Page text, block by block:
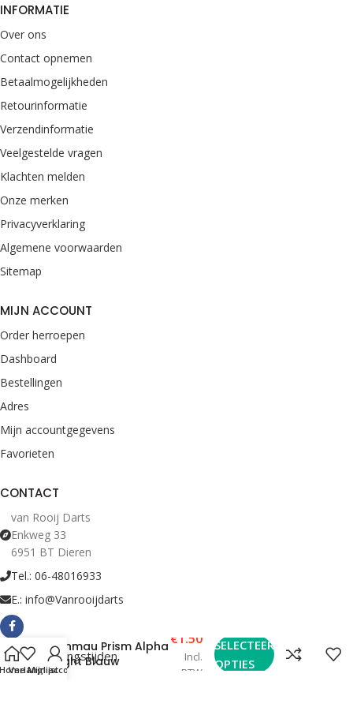
INFORMATIE
Over ons
Contact opnemen
Betaalmogelijkheden
Retourinformatie
Verzendinformatie
Veelgestelde vragen
Klachten melden
Onze merken
Privacyverklaring
Algemene voorwaarden
Sitemap
MIJN ACCOUNT
Order herroepen
Dashboard
Bestellingen
Adres
Mijn accountgegevens
Favorieten
CONTACT
van Rooij Darts
Enkweg 33
6951 BT Dieren
Tel.: 06-48016933
E.: info@Vanrooijdarts
Bekijk Openingstijden
Winmau Prism Alpha
Flight Blauw
€ 1.50
Incl.
BTW
SELECTEER
OPTIES
Verlanglijst
Mijn account